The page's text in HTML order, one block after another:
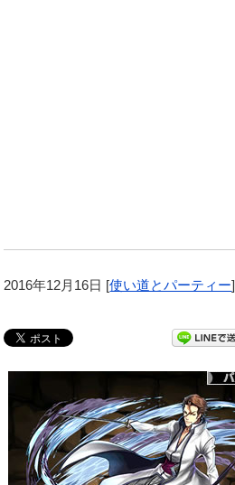
2016年12月16日 [使い道とパーティー]